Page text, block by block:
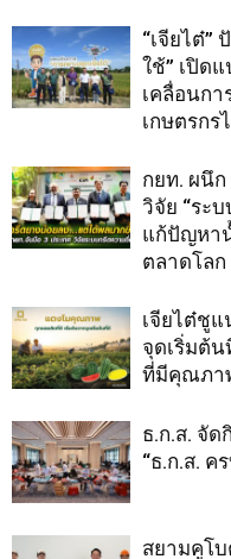
“เจียไต๋”
ใช้” เปิด
เคลื่อนกา
เกษตรกร
กยท. ผนึก
วิจัย “ระ
แก้ปัญหา
ตลาดโลก
เจียไต๋ชู
จุดเริ่มต้น
ที่มีคุณภา
ธ.ก.ส. จัด
“ธ.ก.ส.
สยามคูโบ